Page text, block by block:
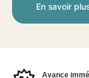
En savoir
Avance